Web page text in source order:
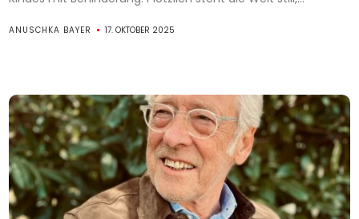
ANUSCHKA BAYER 17. OKTOBER 2025